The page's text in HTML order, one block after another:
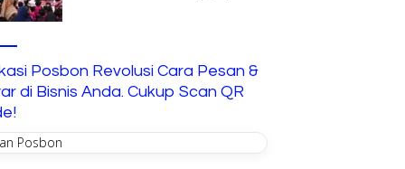
Posbon Revolusi Cara Pesan &
di Bisnis Anda. Cukup Scan QR